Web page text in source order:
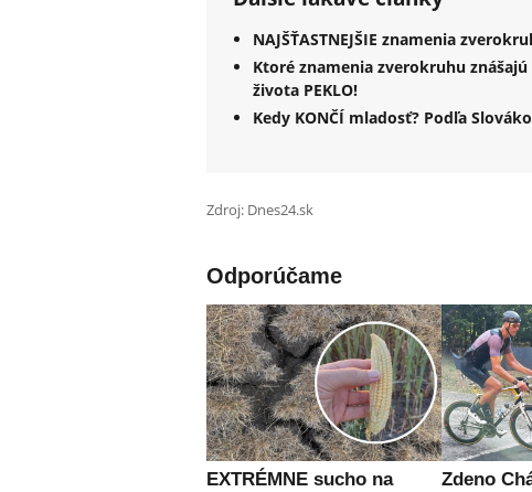
NAJŠŤASTNEJŠIE znamenia
Ktoré znamenia zverokruhu znášajú
života PEKLO!
Kedy KONČÍ mladosť? Podľa
Zdroj: Dnes24.sk
Odporúčame
EXTRÉMNE sucho na
Zdeno